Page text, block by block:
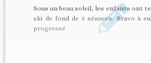
Sous un beau soleil, les enfants ont
ski de fond de 3 séances. Bravo à
progressé